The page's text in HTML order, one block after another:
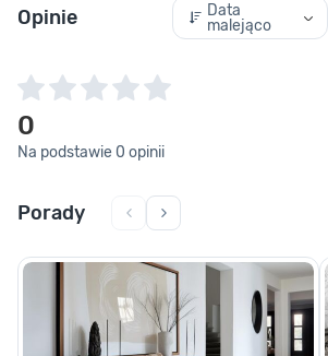
Opinie
Data
malejąco
0
Na podstawie 0 opinii
Porady